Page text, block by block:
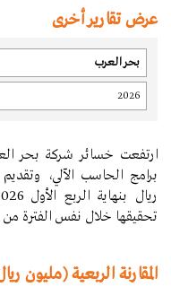
عرض تقارير أخرى
ارتفعت خسائر شركة بحر
برامج الحاسب الآلي،
ريال بنهاية الربع الأول 2026، مقارنة بخسائر
تحقيقها خلال نفس الفترة من عام
المقارنة الربعية (مليون